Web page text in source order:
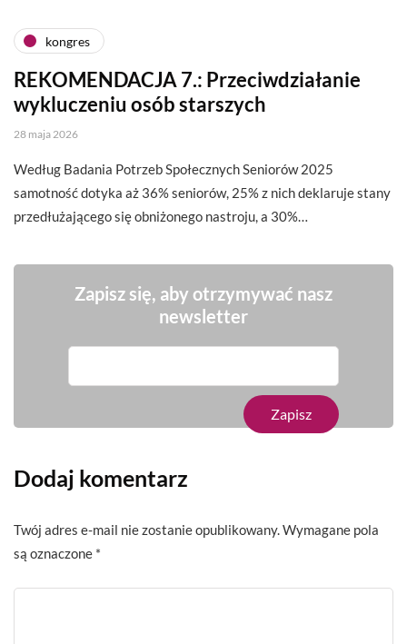
kongres
REKOMENDACJA 7.: Przeciwdziałanie
wykluczeniu osób starszych
28 maja 2026
Według Badania Potrzeb Społecznych Seniorów 2025
samotność dotyka aż 36% seniorów, 25% z nich deklaruje stany
przedłużającego się obniżonego nastroju, a 30%…
Zapisz się, aby otrzymywać nasz
newsletter
Dodaj komentarz
Twój adres e-mail nie zostanie opublikowany.Wymagane pola
są oznaczone *